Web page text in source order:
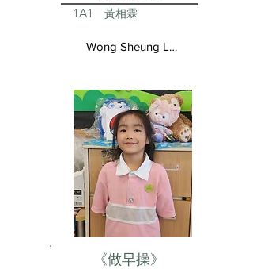
1A1 黃相霖
Wong Sheung Lam
《做早操》